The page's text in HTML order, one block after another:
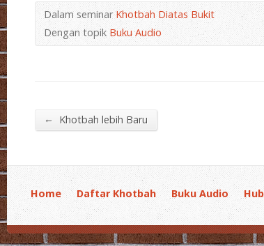
Dalam seminarKhotbah Diatas Bukit
Dengan topikBuku Audio
← Khotbah lebih Baru
Home Daftar Khotbah Buku Audio